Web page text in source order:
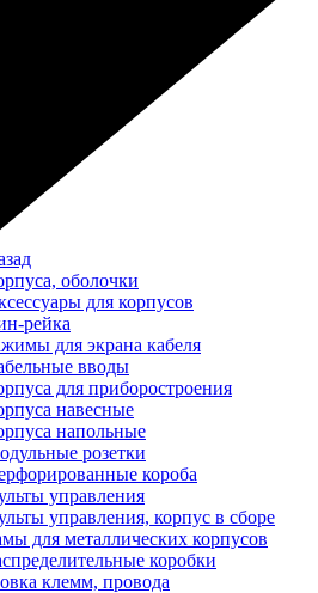
оболочки
для корпусов
рейка
для экрана кабеля
вводы
для приборостроения
навесные
напольные
розетки
короба
управления
управления, корпус в сборе
для металлических корпусов
коробки
клемм, провода